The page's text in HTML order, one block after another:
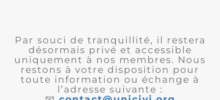
Par souci de tranquillité, il restera
désormais privé et accessible
uniquement à nos membres. Nous
restons à votre disposition pour
toute information ou échange à
l’adresse suivante :